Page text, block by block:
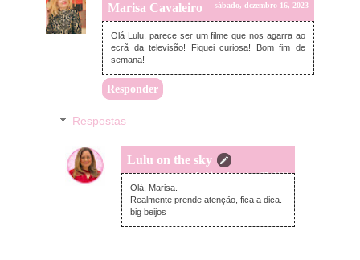
Marisa Cavaleiro sábado, dezembro 16, 2023
Olá Lulu, parece ser um filme que nos agarra ao
ecrã da televisão! Fiquei curiosa! Bom fim de
semana!
Responder
Respostas
Lulu on the sky
segunda-feira, dezembro 25, 2023
Olá, Marisa.
Realmente prende atenção, fica a dica.
big beijos